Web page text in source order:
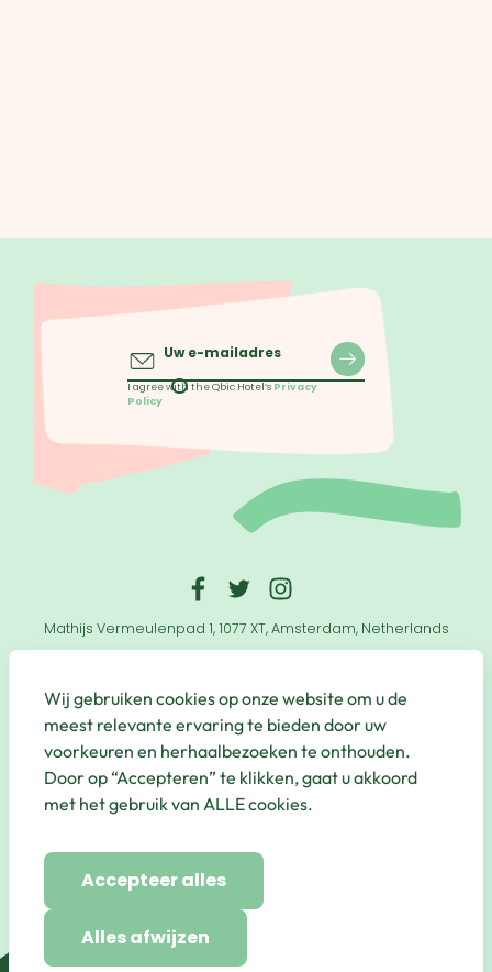
Uw e-mailadres
I agree with the Qbic Hotel’s Privacy
Policy
Mathijs Vermeulenpad 1, 1077 XT, Amsterdam, Netherlands
Website byUP Hotel Agency
Useful
Links
Wij gebruiken cookies op onze website om u de
meest relevante ervaring te bieden door uw
voorkeuren en herhaalbezoeken te onthouden.
Door op “Accepteren” te klikken, gaat u akkoord
met het gebruik van ALLE cookies.
Accepteer alles
Alles afwijzen